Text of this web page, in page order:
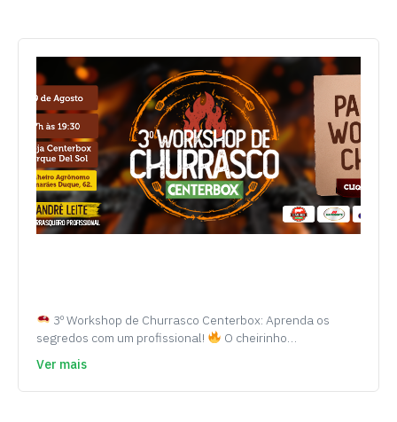
3º Workshop de Churrasco Centerbox: Aprenda os
segredos com um profissional!
O cheirinho…
Ver mais